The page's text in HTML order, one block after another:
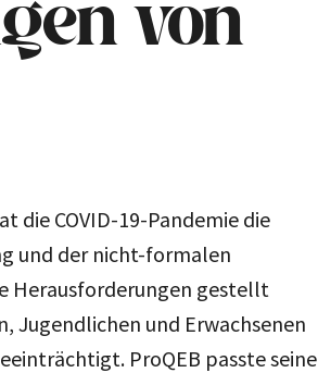
von
die COVID-19-Pandemie die
und der nicht-formalen
Herausforderungen gestellt
Jugendlichen und Erwachsenen
ProQEB passte seine